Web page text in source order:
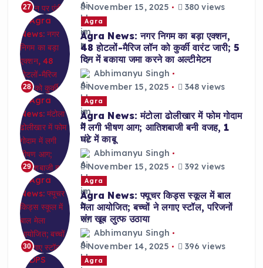
27
November 15, 2025
380 views
28
Agra
Agra News: नगर निगम का बड़ा एक्शन,
48 होटलों-मैरिज लॉन को कुर्की वारंट जारी; 5
दिन में बकाया जमा करने का अल्टीमेटम
Abhimanyu Singh
November 15, 2025
348 views
29
Agra
Agra News: मंटोला ढोलीखार में फोम गोदाम
में लगी भीषण आग; आतिशबाजी बनी वजह, 1
घंटे में काबू
Abhimanyu Singh
November 15, 2025
392 views
30
Agra
Agra News: फ्यूचर किड्स स्कूल में बाल
मेला आयोजित; बच्चों ने लगाए स्टॉल, परिजनों
संग खूब लुत्फ उठाया
Abhimanyu Singh
November 14, 2025
396 views
Agra